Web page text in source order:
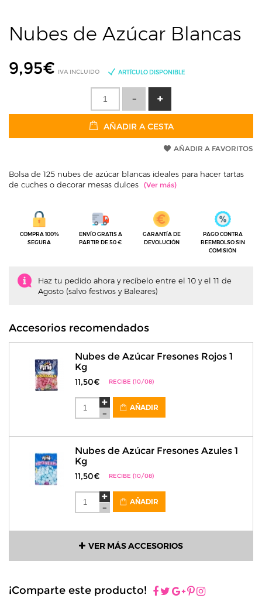
Nubes de Azúcar Blancas
9,95€ IVA INCLUIDO ARTÍCULO DISPONIBLE
AÑADIR A CESTA
AÑADIR A FAVORITOS
Bolsa de 125 nubes de azúcar blancas ideales para hacer tartas
de cuches o decorar mesas dulces
COMPRA 100%
SEGURA
ENVÍO GRATIS A
PARTIR DE 50 €
GARANTÍA DE
DEVOLUCIÓN
PAGO CONTRA
REEMBOLSO SIN
COMISIÓN
Haz tu pedido ahora y recíbelo entre el 10 y el 11 de
Agosto (salvo festivos y Baleares)
Accesorios recomendados
Nubes de Azúcar Fresones Rojos 1
Kg
11,50€ RECIBE (10/08)
AÑADIR
Nubes de Azúcar Fresones Azules 1
Kg
11,50€ RECIBE (10/08)
AÑADIR
VER MÁS ACCESORIOS
¡Comparte este producto!